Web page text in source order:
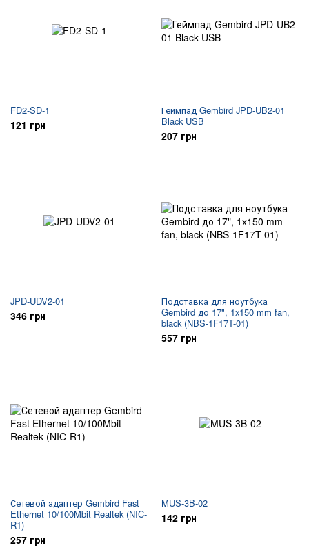
FD2-SD-1
121 грн
Геймпад Gembird JPD-UB2-01
Black USB
207 грн
JPD-UDV2-01
346 грн
Подставка для ноутбука
Gembird до 17", 1x150 mm fan,
black (NBS-1F17T-01)
557 грн
Сетевой адаптер Gembird Fast
Ethernet 10/100Mbit Realtek (NIC-
R1)
257 грн
MUS-3B-02
142 грн